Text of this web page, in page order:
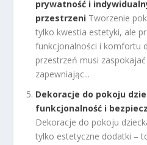
prywatność i
przestrzeni Tworzenie
tylko kwestia estetyki, ale
funkcjonalności i komfortu
przestrzeń musi
zapewniając...
Dekoracje do pokoju
funkcjonalność i
Dekoracje do pokoju
tylko estetyczne dodatki –